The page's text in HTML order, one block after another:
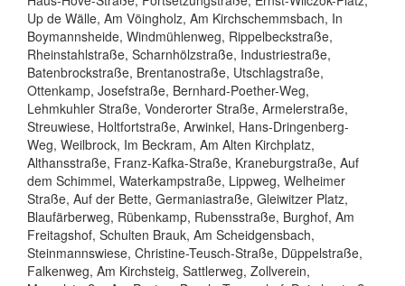
Up de Wälle, Am Vöingholz, Am Kirchschemmsbach, In
Boymannsheide, Windmühlenweg, Rippelbeckstraße,
Rheinstahlstraße, Scharnhölzstraße, Industriestraße,
Batenbrockstraße, Brentanostraße, Utschlagstraße,
Ottenkamp, Josefstraße, Bernhard-Poether-Weg,
Lehmkuhler Straße, Vonderorter Straße, Armelerstraße,
Streuwiese, Holtfortstraße, Arwinkel, Hans-Dringenberg-
Weg, Weilbrock, Im Beckram, Am Alten Kirchplatz,
Althansstraße, Franz-Kafka-Straße, Kraneburgstraße, Auf
dem Schimmel, Waterkampstraße, Lippweg, Welheimer
Straße, Auf der Bette, Germaniastraße, Gleiwitzer Platz,
Blaufärberweg, Rübenkamp, Rubensstraße, Burghof, Am
Freitagshof, Schulten Brauk, Am Scheidgensbach,
Steinmannswiese, Christine-Teusch-Straße, Düppelstraße,
Falkenweg, Am Kirchsteig, Sattlerweg, Zollverein,